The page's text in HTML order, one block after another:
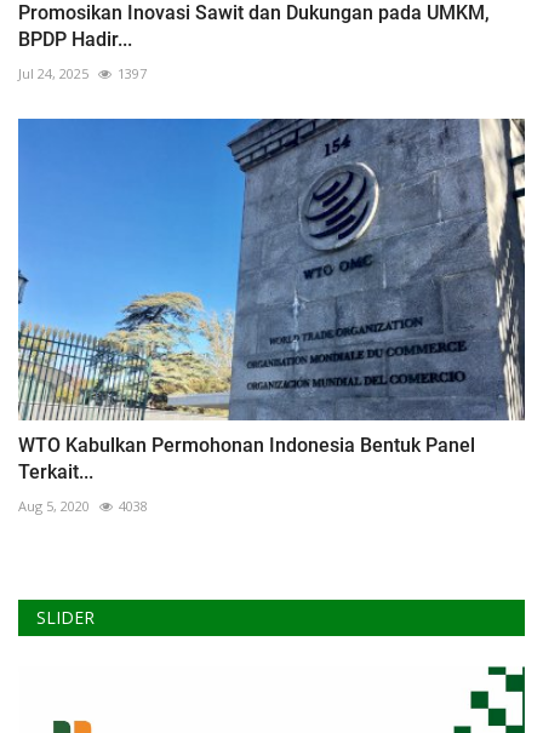
Promosikan Inovasi Sawit dan Dukungan pada UMKM,
BPDP Hadir...
Jul 24, 2025 1397
WTO Kabulkan Permohonan Indonesia Bentuk Panel
Terkait...
Aug 5, 2020 4038
SLIDER